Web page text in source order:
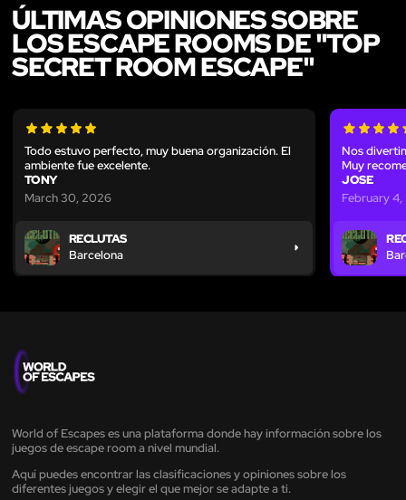
ÚLTIMAS OPINIONES SOBRE
LOS ESCAPE ROOMS DE "TOP
SECRET ROOM ESCAPE"
Todo estuvo perfecto, muy buena organización. El
ambiente fue excelente.
TONY
March 30, 2026
RECLUTAS
Barcelona
Nos
Muy
JOSE
February
World of Escapes es una plataforma donde hay información sobre los
juegos de escape room a nivel mundial.
Aquí puedes encontrar las clasificaciones y opiniones sobre los
diferentes juegos y elegir el que mejor se adapte a ti.